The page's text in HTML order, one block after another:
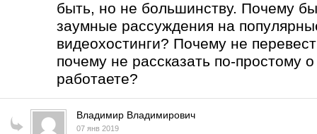
быть, но не большинству. Почему
заумные рассуждения на
видеохостинги? Почему не
почему не рассказать по-простому
работаете?
Владимир Владимирович
07 янв 2019